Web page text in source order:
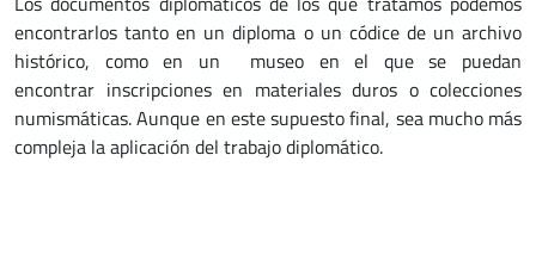
encontrarlos tanto en un diploma o un códice de un archivo
histórico, como en un museo en el que se puedan
encontrar inscripciones en materiales duros o colecciones
numismáticas. Aunque en este supuesto final, sea mucho más
compleja la aplicación del trabajo diplomático.